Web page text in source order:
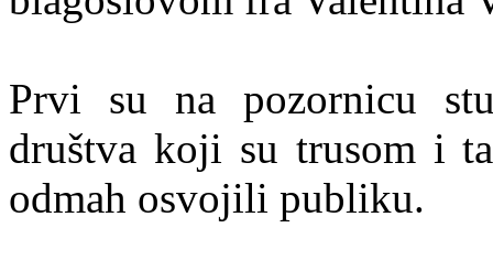
Prvi su na pozornicu
društva koji su trusom i
odmah osvojili publiku.